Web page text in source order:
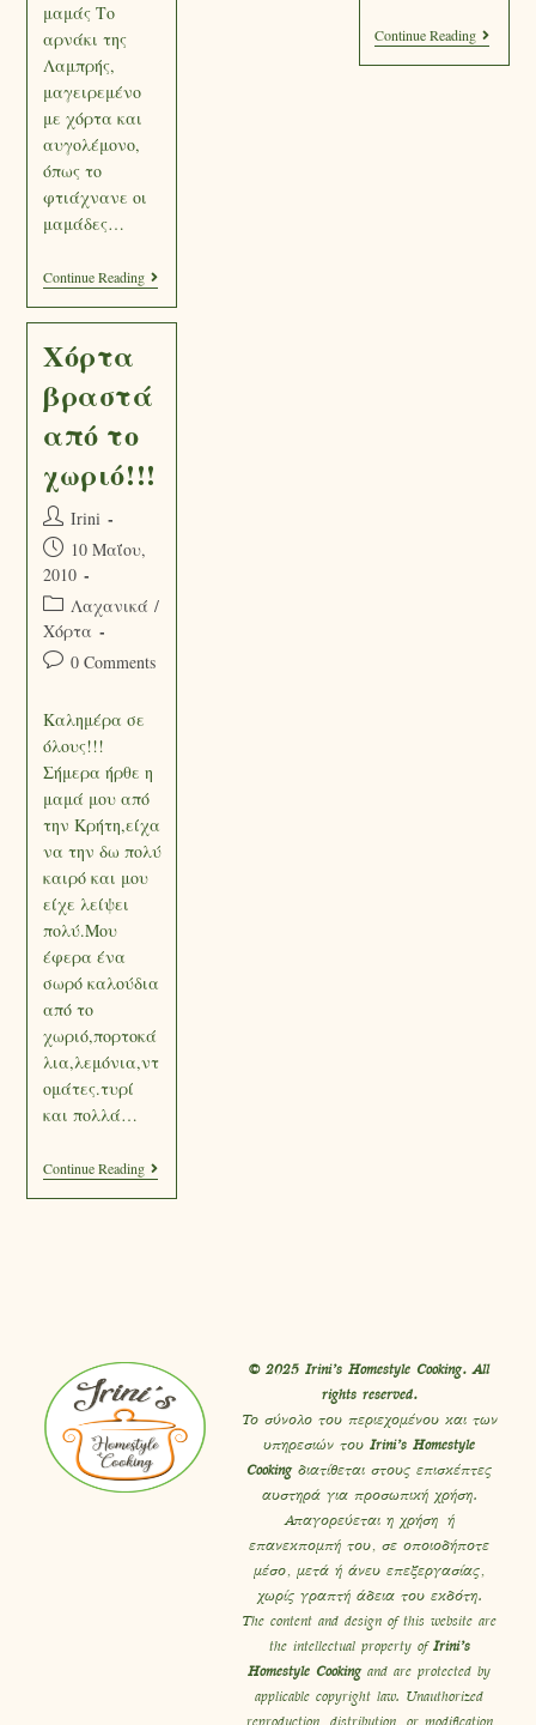
μαμάς Το
αρνάκι της
Λαμπρής,
μαγειρεμένο
με χόρτα και
αυγολέμονο,
όπως το
φτιάχνανε οι
μαμάδες…
Continue Reading
Continue Reading
Χόρτα
βραστά
από το
χωριό!!!
Irini
10 Μαΐου,
2010
Λαχανικά /
Χόρτα
0 Comments
Καλημέρα σε
όλους!!!
Σήμερα ήρθε η
μαμά μου από
την Κρήτη,είχα
να την δω πολύ
καιρό και μου
είχε λείψει
πολύ.Μου
έφερα ένα
σωρό καλούδια
από το
χωριό,πορτοκά
λια,λεμόνια,ντ
ομάτες.τυρί
και πολλά…
Continue Reading
© 2025 Irini’s Homestyle Cooking. All
rights reserved.
Το σύνολο του περιεχομένου και των
υπηρεσιών τουIrini’s Homestyle
Cookingδιατίθεται στους επισκέπτες
αυστηρά για προσωπική χρήση.
Απαγορεύεται η χρήση ή
επανεκπομπή του, σε οποιοδήποτε
μέσο, μετά ή άνευ επεξεργασίας,
χωρίς γραπτή άδεια του εκδότη.
The content and design of this website are
the intellectual property ofIrini’s
Homestyle Cookingand are protected by
applicable copyright law. Unauthorized